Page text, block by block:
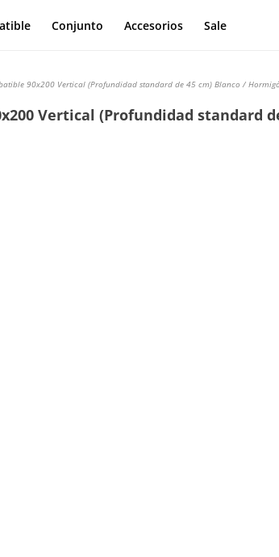
Conjunto Accesorios Sale
90x200 Vertical (Profundidad standard de 45 cm) Blanco /
Vertical (Profundidad standard